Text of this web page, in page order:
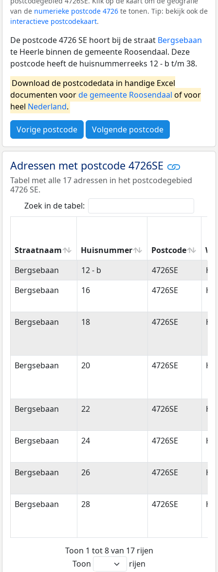
van de numerieke postcode 4726 te tonen. Tip: bekijk ook de
interactieve postcodekaart.
De postcode 4726 SE hoort bij de straat Bergsebaan
te Heerle binnen de gemeente Roosendaal. Deze
postcode heeft de huisnummerreeks 12 - b t/m 38.
Download de postcodedata in handige Excel
documenten voorde gemeente Roosendaal of voor
heel Nederland.
Vorige postcode Volgende postcode
Adressen met postcode 4726SE
Tabel met alle 17 adressen in het postcodegebied
4726 SE.
Zoek in de tabel:
Straatnaam Huisnummer Postcode
Straatnaam
Huisnummer Postcode
Bergsebaan 12 - b 4726SE
Bergsebaan
16 4726SE
Bergsebaan 18 4726SE
Bergsebaan 20 4726SE
Bergsebaan 22 4726SE
Bergsebaan 24 4726SE
Bergsebaan 26 4726SE
Bergsebaan 28 4726SE
Toon 1 tot 8 van 17 rijen
Toon
rijen